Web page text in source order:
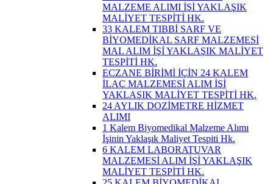
MALZEME ALIMI İŞİ YAKLAŞIK
MALİYET TESPİTİ HK.
33 KALEM TIBBİ SARF VE
BİYOMEDİKAL SARF MALZEMESİ
MAL ALIM İŞİ YAKLAŞIK MALİYET
TESPİTİ HK.
ECZANE BİRİMİ İÇİN 24 KALEM
İLAÇ MALZEMESİ ALIM İŞİ
YAKLAŞIK MALİYET TESPİTİ HK.
24 AYLIK DOZİMETRE HİZMET
ALIMI
1 Kalem Biyomedikal Malzeme Alımı
İşinin Yaklaşık Maliyet Tespiti Hk.
6 KALEM LABORATUVAR
MALZEMESİ ALIM İŞİ YAKLAŞIK
MALİYET TESPİTİ HK.